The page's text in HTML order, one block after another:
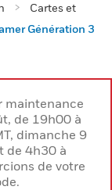
Cartes et
Génération 3
maintenance
de 19h00 à
dimanche 9
de 4h30 à
de votre